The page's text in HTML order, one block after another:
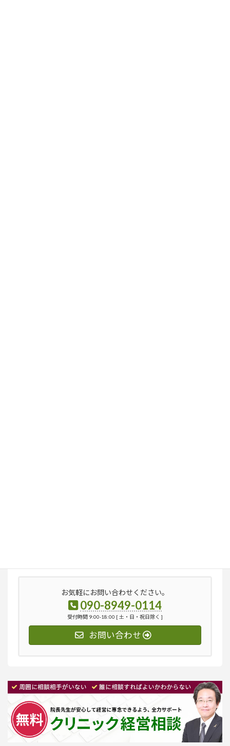
お気軽にお問い合わせください。
090-8949-0114
受付時間 9:00-18:00 [ 土・日・祝日除く ]
お問い合わせ